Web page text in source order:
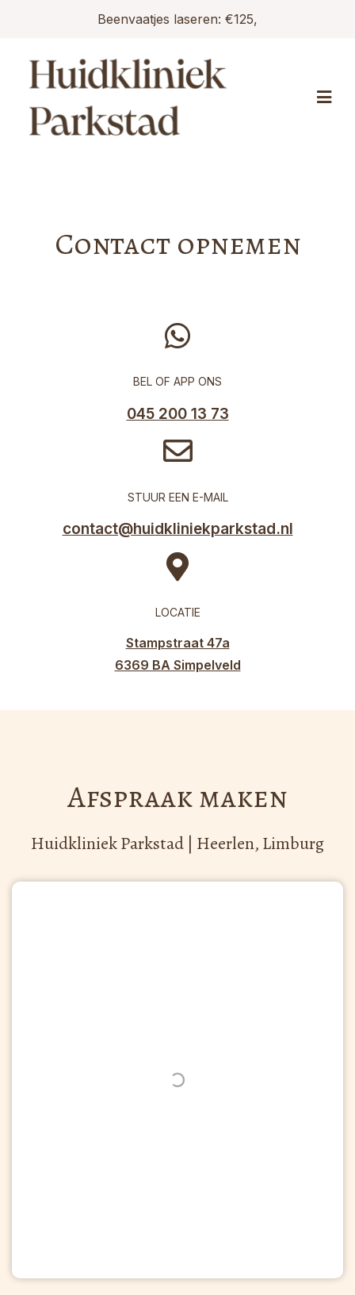
Beenvaatjes laseren: €125,
Contact opnemen
whatsapp
BEL OF APP ONS
045 200 13 73
mail
STUUR EEN E-MAIL
contact@huidkliniekparkstad.nl
locatie
LOCATIE
Stampstraat 47a
6369 BA Simpelveld
Afspraak maken
Huidkliniek Parkstad | Heerlen, Limburg